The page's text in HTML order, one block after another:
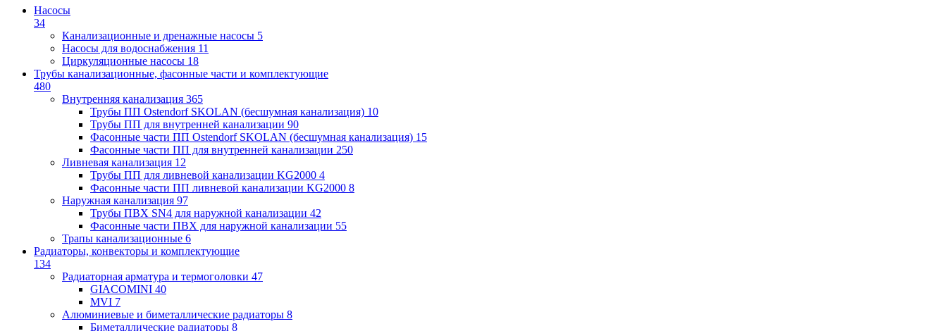
Насосы
34
Канализационные и дренажные насосы 5
Насосы для водоснабжения 11
Циркуляционные насосы 18
Трубы канализационные, фасонные части и комплектующие
480
Внутренняя канализация 365
Трубы ПП Ostendorf SKOLAN (бесшумная канализация) 10
Трубы ПП для внутренней канализации 90
Фасонные части ПП Ostendorf SKOLAN (бесшумная канализация) 15
Фасонные части ПП для внутренней канализации 250
Ливневая канализация 12
Трубы ПП для ливневой канализации KG2000 4
Фасонные части ПП ливневой канализации KG2000 8
Наружная канализация 97
Трубы ПВХ SN4 для наружной канализации 42
Фасонные части ПВХ для наружной канализации 55
Трапы канализационные 6
Радиаторы, конвекторы и комплектующие
134
Радиаторная арматура и термоголовки 47
GIACOMINI 40
MVI 7
Алюминиевые и биметаллические радиаторы 8
Биметаллические радиаторы 8